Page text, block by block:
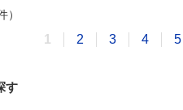
）
1 2 3 4 5
す